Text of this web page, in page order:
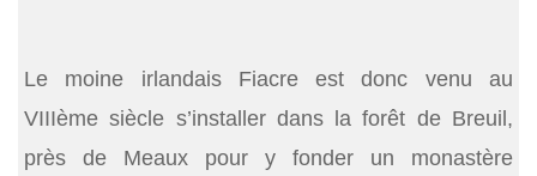
Le moine irlandais Fiacre est donc venu au
VIIIème siècle s’installer dans la forêt de Breuil,
près de Meaux pour y fonder un monastère